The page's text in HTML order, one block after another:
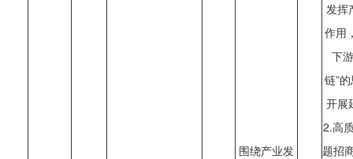
围绕产业发
发挥
作用
下
链”
开展
2.高
题招